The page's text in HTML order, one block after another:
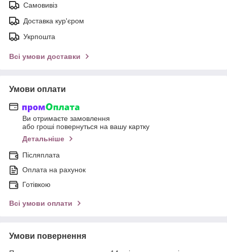
Самовивіз
Доставка кур'єром
Укрпошта
Всі умови доставки
Умови оплати
Ви отримаєте замовлення
або гроші повернуться на вашу картку
Детальніше
Післяплата
Оплата на рахунок
Готівкою
Всі умови оплати
Умови повернення